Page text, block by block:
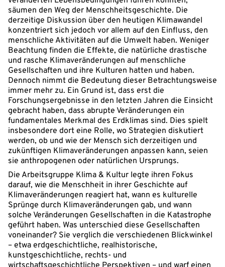
säumen den Weg der Menschheitsgeschichte. Die
derzeitige Diskussion über den heutigen Klimawandel
konzentriert sich jedoch vor allem auf den Einfluss, den
menschliche Aktivitäten auf die Umwelt haben. Weniger
Beachtung finden die Effekte, die natürliche drastische
und rasche Klimaveränderungen auf menschliche
Gesellschaften und ihre Kulturen hatten und haben.
Dennoch nimmt die Bedeutung dieser Betrachtungsweise
immer mehr zu. Ein Grund ist, dass erst die
Forschungsergebnisse in den letzten Jahren die Einsicht
gebracht haben, dass abrupte Veränderungen ein
fundamentales Merkmal des Erdklimas sind. Dies spielt
insbesondere dort eine Rolle, wo Strategien diskutiert
werden, ob und wie der Mensch sich derzeitigen und
zukünftigen Klimaveränderungen anpassen kann, seien
sie anthropogenen oder natürlichen Ursprungs.
Die Arbeitsgruppe Klima & Kultur legte ihren Fokus
darauf, wie die Menschheit in ihrer Geschichte auf
Klimaveränderungen reagiert hat, wann es kulturelle
Sprünge durch Klimaveränderungen gab, und wann
solche Veränderungen Gesellschaften in die Katastrophe
geführt haben. Was unterschied diese Gesellschaften
voneinander? Sie verglich die verschiedenen Blickwinkel
– etwa erdgeschichtliche, realhistorische,
kunstgeschichtliche, rechts- und